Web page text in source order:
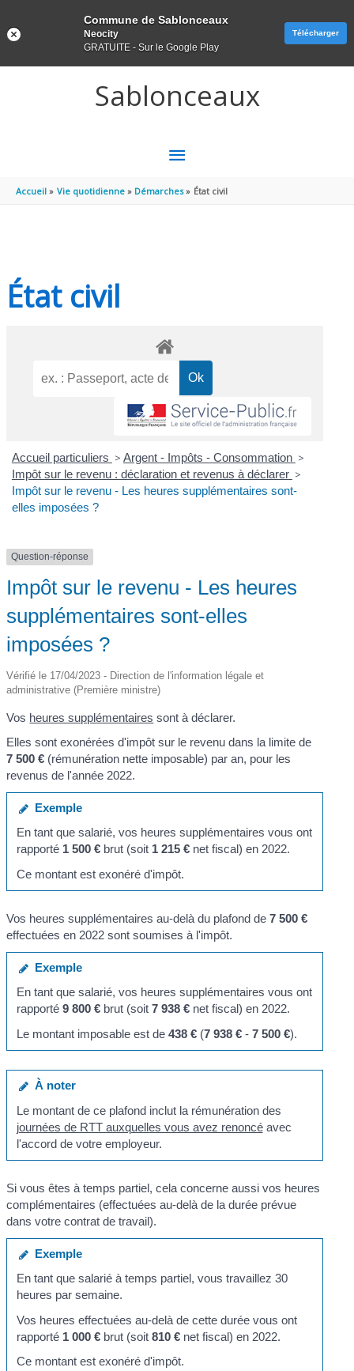
Sablonceaux
MENU
PRINCIPAL
Accueil Vie quotidienne Démarches État civil
État civil
Accueil particuliers > Argent - Impôts - Consommation >
Impôt sur le revenu : déclaration et revenus à déclarer >
Impôt sur le revenu - Les heures supplémentaires sont-
elles imposées ?
Question-réponse
Impôt sur le revenu - Les heures
supplémentaires sont-elles
imposées ?
Vérifié le 17/04/2023 - Direction de l'information légale et
administrative (Première ministre)
Vos heures supplémentaires sont à déclarer.
Elles sont exonérées d'impôt sur le revenu dans la limite de
7 500 € (rémunération nette imposable) par an, pour les
revenus de l'année 2022.
Exemple
En tant que salarié, vos heures supplémentaires vous ont
rapporté 1 500 €brut (soit 1 215 €net fiscal) en 2022.
Ce montant est exonéré d'impôt.
Vos heures supplémentaires au-delà du plafond de7 500 €
effectuées en 2022 sont soumises à l'impôt.
Exemple
En tant que salarié, vos heures supplémentaires vous ont
rapporté 9 800 €brut (soit 7 938 €net fiscal) en 2022.
Le montant imposable est de 438 €(7 938 €- 7 500 €).
À noter
Le montant de ce plafond inclut la rémunération des
journées de RTT auxquelles vous avez renoncéavec
l'accord de votre employeur.
Si vous êtes à temps partiel, cela concerne aussi vos heures
complémentaires (effectuées au-delà de la durée prévue
dans votre contrat de travail).
Exemple
En tant que salarié à temps partiel, vous travaillez 30
heures par semaine.
Vos heures effectuées au-delà de cette durée vous ont
rapporté 1 000 €brut (soit 810 €net fiscal) en 2022.
Ce montant est exonéré d'impôt.
Commune de Sablonceaux
Neocity
GRATUITE - Sur le Google Play
Télécharger